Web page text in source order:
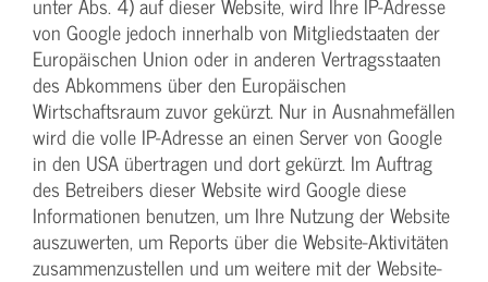
von Google jedoch innerhalb von Mitgliedstaaten der
Europäischen Union oder in anderen Vertragsstaaten
des Abkommens über den Europäischen
Wirtschaftsraum zuvor gekürzt. Nur in Ausnahmefällen
wird die volle IP-Adresse an einen Server von Google
in den USA übertragen und dort gekürzt. Im Auftrag
des Betreibers dieser Website wird Google diese
Informationen benutzen, um Ihre Nutzung der Website
auszuwerten, um Reports über die Website-Aktivitäten
zusammenzustellen und um weitere mit der Website-